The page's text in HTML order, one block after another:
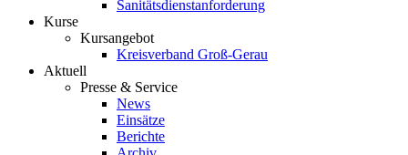
Sanitätsdienstanforderung
Kurse
Kursangebot
Kreisverband Groß-Gerau
Aktuell
Presse & Service
News
Einsätze
Berichte